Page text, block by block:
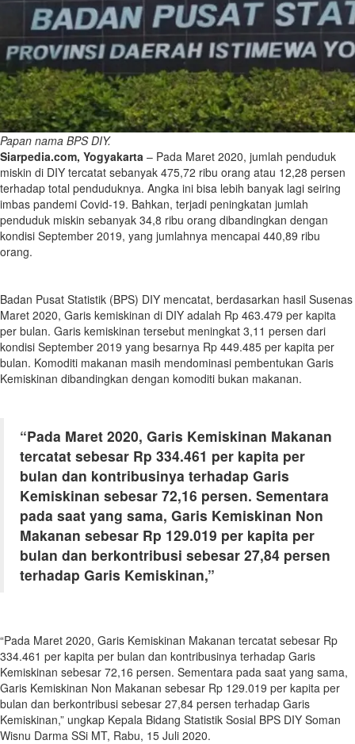
Papan nama BPS DIY.
Siarpedia.com, Yogyakarta – Pada Maret 2020, jumlah penduduk
miskin di DIY tercatat sebanyak 475,72 ribu orang atau 12,28 persen
terhadap total penduduknya. Angka ini bisa lebih banyak lagi seiring
imbas pandemi Covid-19. Bahkan, terjadi peningkatan jumlah
penduduk miskin sebanyak 34,8 ribu orang dibandingkan dengan
kondisi September 2019, yang jumlahnya mencapai 440,89 ribu
orang.
Badan Pusat Statistik (BPS) DIY mencatat, berdasarkan hasil Susenas
Maret 2020, Garis kemiskinan di DIY adalah Rp 463.479 per kapita
per bulan. Garis kemiskinan tersebut meningkat 3,11 persen dari
kondisi September 2019 yang besarnya Rp 449.485 per kapita per
bulan. Komoditi makanan masih mendominasi pembentukan Garis
Kemiskinan dibandingkan dengan komoditi bukan makanan.
“Pada Maret 2020, Garis Kemiskinan Makanan
tercatat sebesar Rp 334.461 per kapita per
bulan dan kontribusinya terhadap Garis
Kemiskinan sebesar 72,16 persen. Sementara
pada saat yang sama, Garis Kemiskinan Non
Makanan sebesar Rp 129.019 per kapita per
bulan dan berkontribusi sebesar 27,84 persen
terhadap Garis Kemiskinan,”
“Pada Maret 2020, Garis Kemiskinan Makanan tercatat sebesar Rp
334.461 per kapita per bulan dan kontribusinya terhadap Garis
Kemiskinan sebesar 72,16 persen. Sementara pada saat yang sama,
Garis Kemiskinan Non Makanan sebesar Rp 129.019 per kapita per
bulan dan berkontribusi sebesar 27,84 persen terhadap Garis
Kemiskinan,” ungkap Kepala Bidang Statistik Sosial BPS DIY Soman
Wisnu Darma SSi MT, Rabu, 15 Juli 2020.